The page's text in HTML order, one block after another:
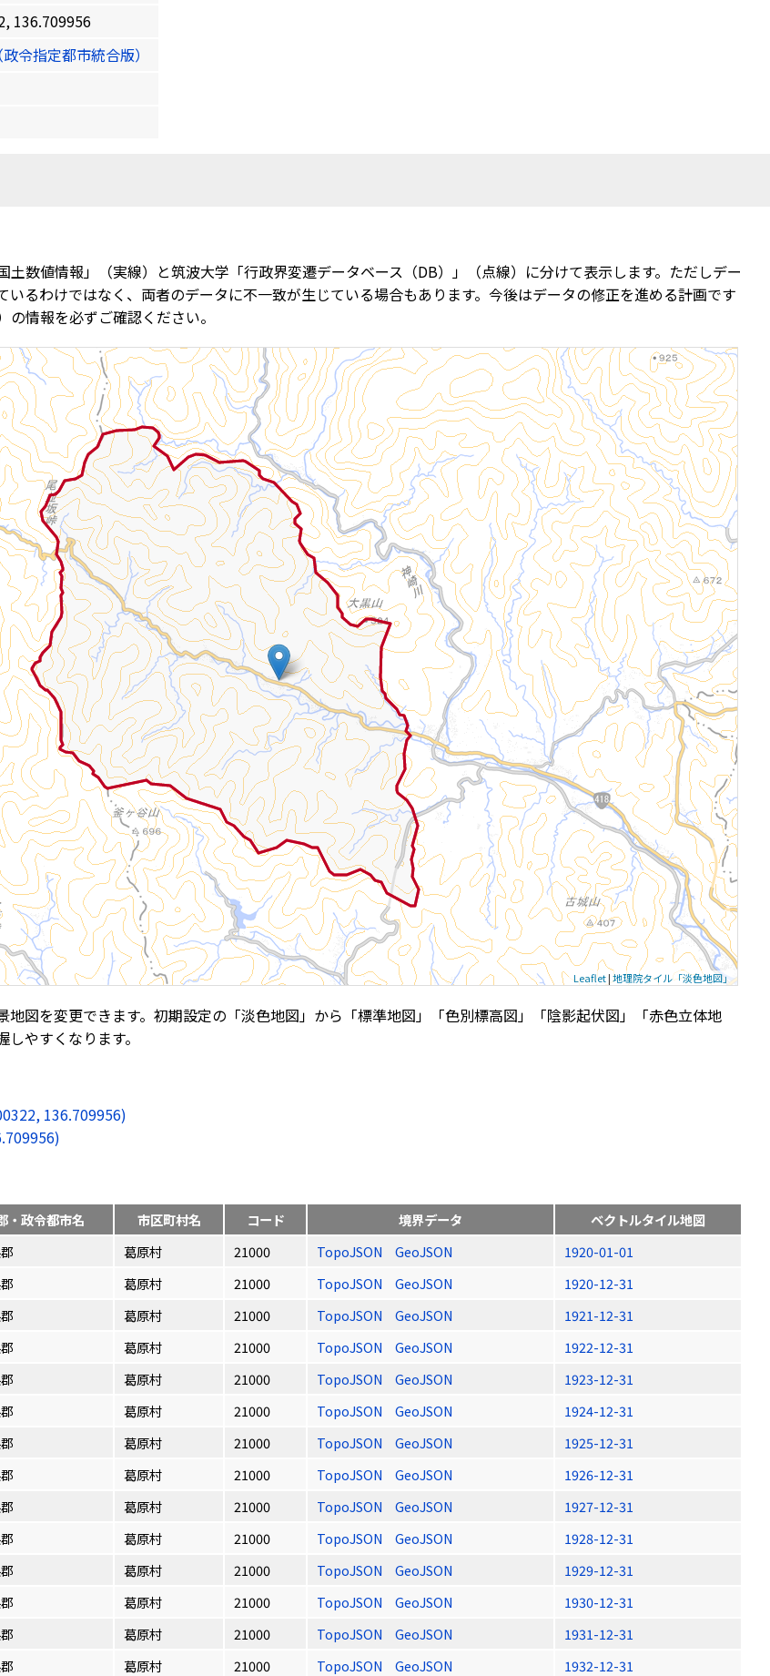
136.709956
令指定都市統合版）
土数値情報」（実線）と筑波大学「行政界変遷データベース（DB）」（点線）に分けて表示します。ただしデー
るわけではなく、両者のデータに不一致が生じている場合もあります。今後はデータの修正を進める計画です
情報を必ずご確認ください。
Leaflet|地理院タイル「淡色地図」
図を変更できます。初期設定の「淡色地図」から「標準地図」「色別標高図」「陰影起伏図」「赤色立体地
やすくなります。
136.709956)
・政令都市名 市区町村名 コード 境界データ
ベクトルタイル地図
葛原村 21000 TopoJSON GeoJSON
1920-01-01
葛原村 21000 TopoJSON GeoJSON
1920-12-31
葛原村 21000 TopoJSON GeoJSON
1921-12-31
葛原村 21000 TopoJSON GeoJSON
1922-12-31
葛原村 21000 TopoJSON GeoJSON
1923-12-31
葛原村 21000 TopoJSON GeoJSON
1924-12-31
葛原村 21000 TopoJSON GeoJSON
1925-12-31
葛原村 21000 TopoJSON GeoJSON
1926-12-31
葛原村 21000 TopoJSON GeoJSON
1927-12-31
葛原村 21000 TopoJSON GeoJSON
1928-12-31
葛原村 21000 TopoJSON GeoJSON
1929-12-31
葛原村 21000 TopoJSON GeoJSON
1930-12-31
葛原村 21000 TopoJSON GeoJSON
1931-12-31
葛原村 21000 TopoJSON GeoJSON
1932-12-31